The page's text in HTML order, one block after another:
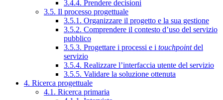
3.4.4. Prendere decisioni
3.5. Il processo progettuale
3.5.1. Organizzare il progetto e la sua gestione
3.5.2. Comprendere il contesto d’uso del servizio
pubblico
3.5.3. Progettare i processi e i touchpointdel
servizio
3.5.4. Realizzare l’interfaccia utente del servizio
3.5.5. Validare la soluzione ottenuta
4. Ricerca progettuale
4.1. Ricerca primaria